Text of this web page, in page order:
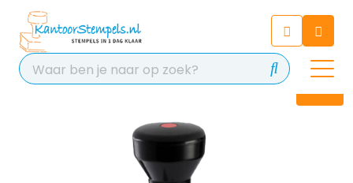
Chat 24/7 met onze chatbot
voor hulp
Contact